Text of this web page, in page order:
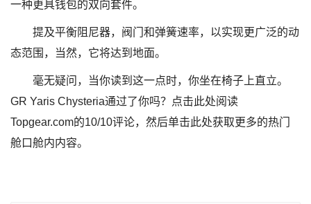
一种更具钱包的双向套件。
提及平衡阻尼器，阀门和弹簧速率，以实现更广泛的动
态范围，当然，它将达到地面。
毫无疑问，当你读到这一点时，你坐在椅子上直立。
GR Yaris Chysteria通过了你吗？点击此处阅读
Topgear.com的10/10评论，然后单击此处获取更多的热门
舱口舱内内容。